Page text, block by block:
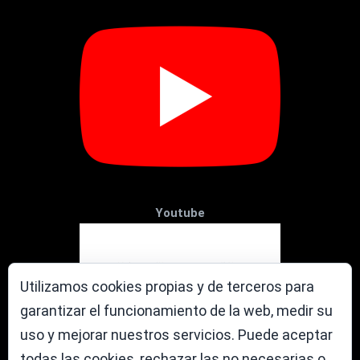
Utilizamos cookies propias y de terceros para
garantizar el funcionamiento de la web, medir su
uso y mejorar nuestros servicios. Puede aceptar
Youtube